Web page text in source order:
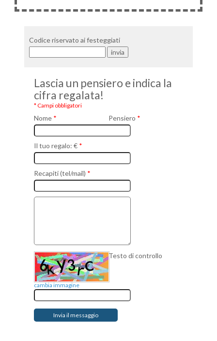
Codice riservato ai festeggiati
Lascia un pensiero e indica la
cifra regalata!
* Campi obbligatori
Nome *
Il tuo regalo: € *
Recapiti (tel/mail) *
Pensiero *
cambia immagine
Testo di controllo